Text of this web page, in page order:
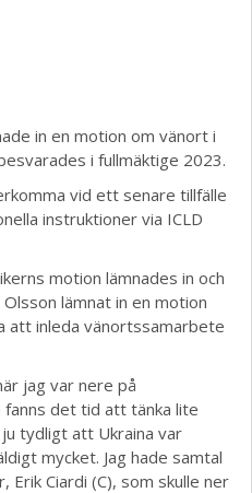
in en motion om vänort i
i fullmäktige 2023.
vid ett senare tillfälle
instruktioner via ICLD
motion lämnades in och
lämnat in en motion
att inleda vänortssamarbete
jag var nere på
det tid att tänka lite
tydligt att Ukraina var
mycket. Jag hade samtal
Erik Ciardi (C), som skulle ner